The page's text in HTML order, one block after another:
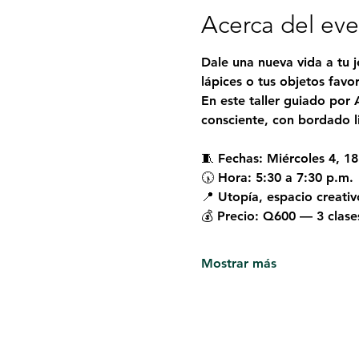
Acerca del
Dale una nueva vida a tu
lápices o tus objetos
En este taller guiado por
consciente, con bordado
🧵 Fechas: Miércoles 4,
🕠 Hora: 5:30 a 7:30
📍 Utopía, espacio
💰 Precio: Q600 — 3
Mostrar más